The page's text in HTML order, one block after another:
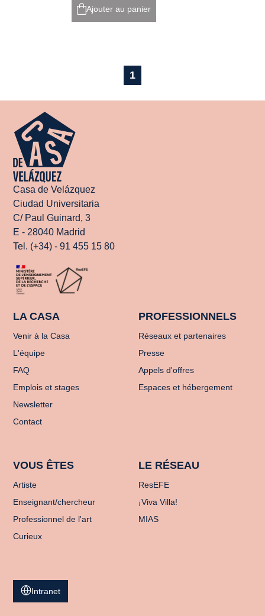
Ajouter au panier
1
Casa de Velázquez
Ciudad Universitaria
C/ Paul Guinard, 3
E - 28040 Madrid
Tel. (+34) - 91 455 15 80
LA CASA
Venir à la Casa
L'équipe
FAQ
Emplois et stages
Newsletter
Contact
PROFESSIONNELS
Réseaux et partenaires
Presse
Appels d'offres
Espaces et hébergement
VOUS ÊTES
Artiste
Enseignant/chercheur
Professionnel de l'art
Curieux
LE RÉSEAU
ResEFE
¡Viva Villa!
MIAS
Intranet